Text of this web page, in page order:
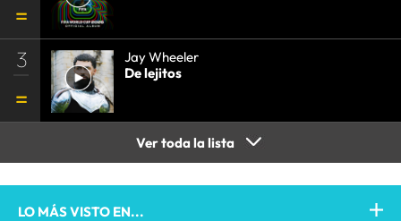
3
Jay Wheeler
De lejitos
Ver toda la lista
LO MÁS VISTO EN...